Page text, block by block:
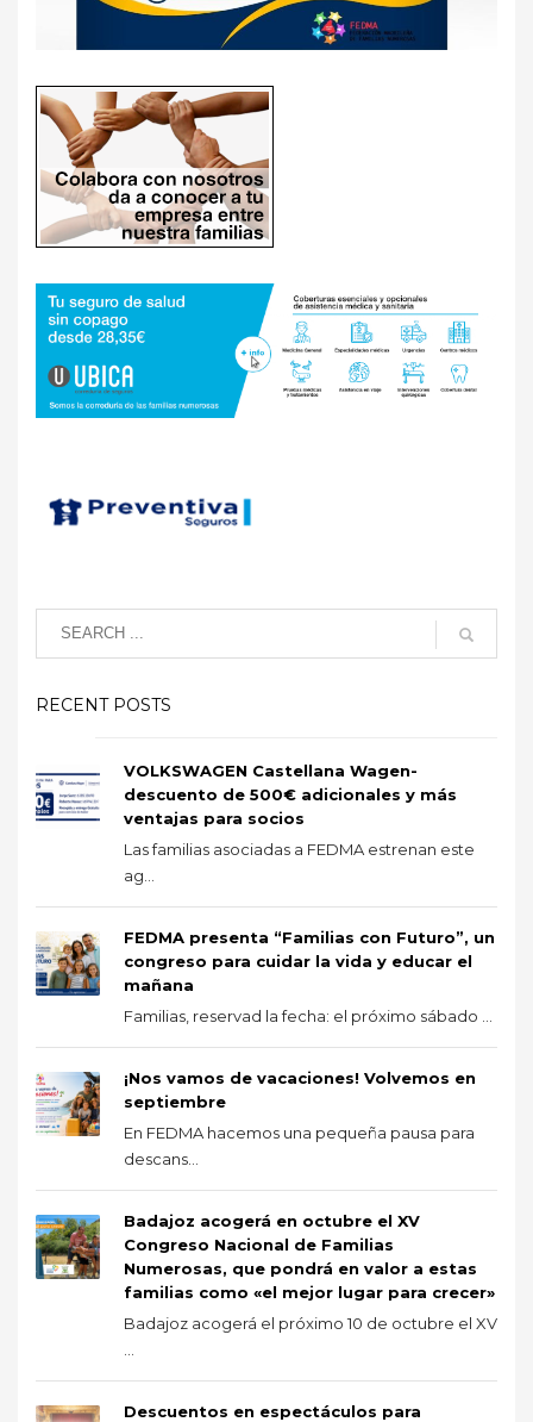
RECENT POSTS
VOLKSWAGEN Castellana Wagen-
descuento de 500€ adicionales y más
ventajas para socios
Las familias asociadas a FEDMA estrenan este
ag...
FEDMA presenta “Familias con Futuro”, un
congreso para cuidar la vida y educar el
mañana
Familias, reservad la fecha: el próximo sábado ...
¡Nos vamos de vacaciones! Volvemos en
septiembre
En FEDMA hacemos una pequeña pausa para
descans...
Badajoz acogerá en octubre el XV
Congreso Nacional de Familias
Numerosas, que pondrá en valor a estas
familias como «el mejor lugar para crecer»
Badajoz acogerá el próximo 10 de octubre el XV
Descuentos en espectáculos para